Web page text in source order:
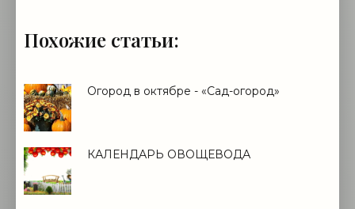
Похожие статьи:
Огород в октябре - «Сад-огород»
КАЛЕНДАРЬ ОВОЩЕВОДА